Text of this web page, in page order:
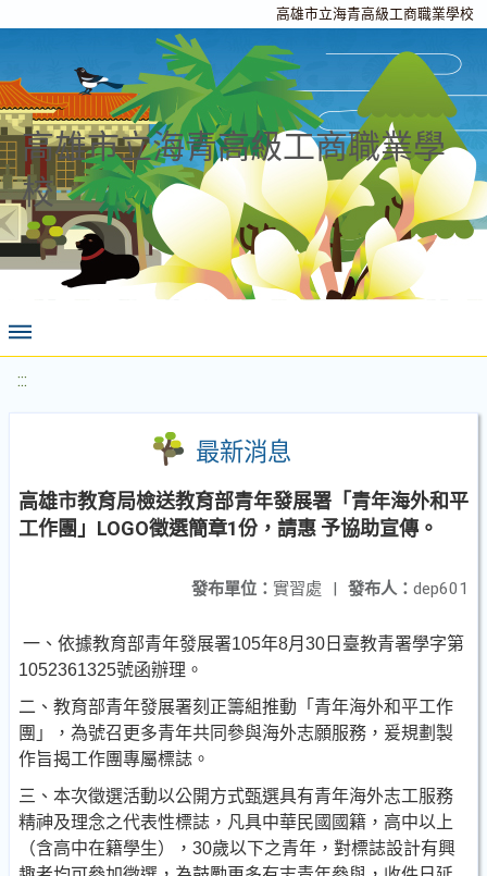
高雄市立海青高級工商職業學校
高雄市立海青高級工商職業學
校
:::
最新消息
高雄市教育局檢送教育部青年發展署「青年海外和平
工作團」LOGO徵選簡章1份，請惠 予協助宣傳。
發布人： dep601
發布單位： 實習處 |
一、依據教育部青年發展署105年8月30日臺教青署學字第
1052361325號函辦理。
二、 教育部青年發展署刻正籌組推動「青年海外和平工作
團」，為號召更多青年共同參與海外志願服務，爰規劃製
作旨揭工作團專屬標誌。
三、本次徵選活動以公開方式甄選具有青年海外志工服務
精神及理念之代表性標誌，凡具中華民國國籍，高中以上
（含高中在籍學生），30歲以下之青年，對標誌設計有興